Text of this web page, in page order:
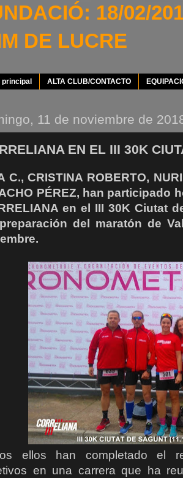
18/02/
DE LUCRE
principal ALTA CLUB/CONTACTO
11 de noviembre de
EN EL III 30K
C., CRISTINA ROBERTO,
PÉREZ, han participado
en el III 30K Ciutat
del maratón de
ellos han completado el
en una carrera que ha